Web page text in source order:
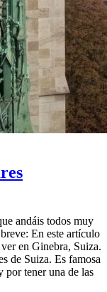
andáis todos muy
En este artículo
en Ginebra, Suiza.
de Suiza. Es famosa
por tener una de las